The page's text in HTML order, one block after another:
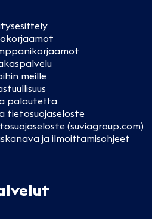
meille
palautetta
tietosuojaseloste
(suviagroup.com)
ja ilmoittamisohjeet